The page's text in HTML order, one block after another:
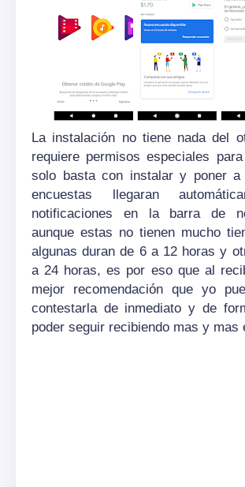
La instalación no tiene nada del
requiere permisos especiales
solo basta con instalar y poner a
encuestas llegaran
notificaciones en la barra de
aunque estas no tienen mucho
algunas duran de 6 a 12 horas y
a 24 horas, es por eso que al
mejor recomendación que yo
contestarla de inmediato y de
poder seguir recibiendo mas y mas